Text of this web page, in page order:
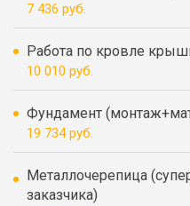
7 436 руб.
Работа по кровле
10 010 руб.
Фундамент
19 734 руб.
Металлочерепица
заказчика)